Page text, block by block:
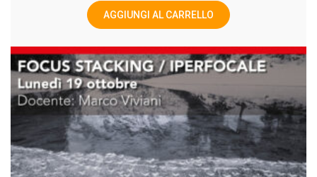
AGGIUNGI AL CARRELLO